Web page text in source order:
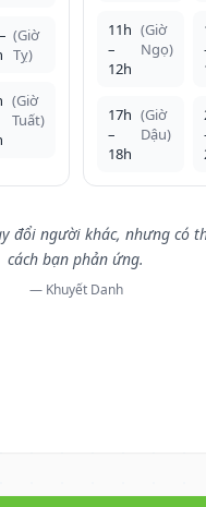
(Giờ
Tỵ)
(Giờ
Tuất)
11h
–
12h
(Giờ
Ngọ)
17h
–
18h
(Giờ
Dậu)
đổi người khác, nhưng có
cách bạn phản ứng.
— Khuyết Danh